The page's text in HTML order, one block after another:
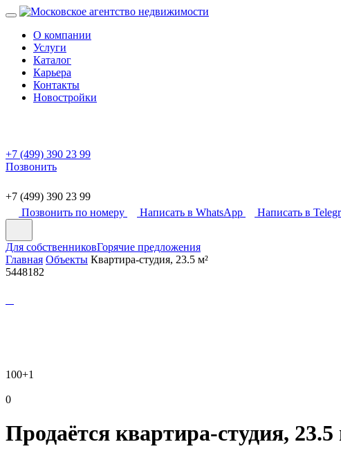
О компании
Услуги
Каталог
Карьера
Контакты
Новостройки
+7 (499) 390 23 99
Позвонить
+7 (499) 390 23 99
Позвонить по номеру
Написать в WhatsApp Написать в
Для собственниковГорячие предложения
Главная Объекты Квартира-студия, 23.5 м²
5448182
100+1
0
Продаётся квартира-студия, 23.5